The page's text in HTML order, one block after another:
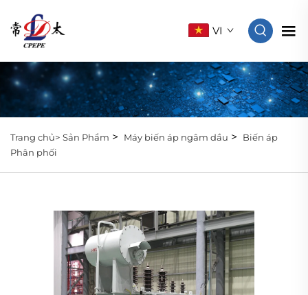
VI
Trang chủ> Sản Phẩm > Máy biến áp ngâm dầu >
Biến áp
Phân phối